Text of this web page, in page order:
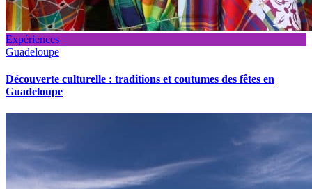
Expériences
Guadeloupe
Découverte culturelle : traditions et coutumes des fêtes en
Guadeloupe